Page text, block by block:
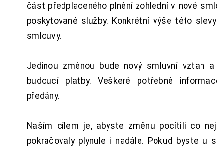
část předplaceného plnění zohlední v nové
poskytované služby. Konkrétní výše této
smlouvy.
Jedinou změnou bude nový smluvní vztah
budoucí platby. Veškeré potřebné
předány.
Naším cílem je, abyste změnu pocítili co
pokračovaly plynule i nadále. Pokud byste u